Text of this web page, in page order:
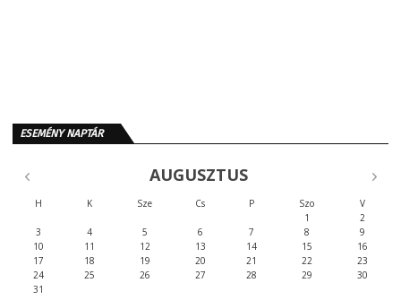
ESEMÉNY NAPTÁR
AUGUSZTUS
H K Sze Cs P Szo
V
1
2
3
4 5 6 7 8
9
10
11 12 13 14 15
16
17
18 19 20 21 22
23
24
25 26 27 28 29
30
31